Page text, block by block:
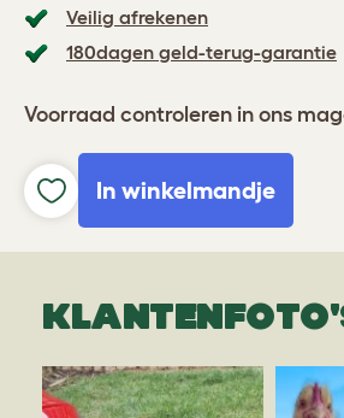
Veilig afrekenen
180dagen geld-terug-garantie
Voorraad controleren in ons
In winkelmandje